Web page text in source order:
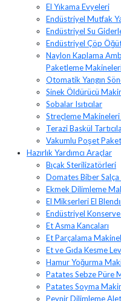
El Yıkama Evyeleri
Endüstriyel Mutfak
Endüstriyel Su
Endüstriyel Çöp
Naylon Kaplama
Paketleme
Otomatik Yangın
Sinek Öldürücü
Sobalar Isıtıcılar
Streçleme
Terazi Baskül
Vakumlu Poşet
Hazırlık Yardımcı Araçlar
Bıçak Sterilizatörleri
Domates Biber Salça
Ekmek Dilimleme
El Mikserleri El
Endüstriyel Konserve
Et Asma Kancaları
Et Parçalama
Et ve Gıda Kesme
Hamur Yoğurma
Patates Sebze Püre
Patates Soyma
Peynir Dilimleme